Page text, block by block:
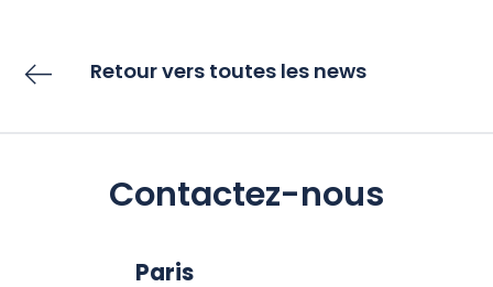
Retour vers toutes les news
Contactez-nous
Paris